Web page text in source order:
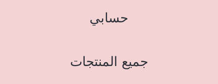
حسابي
جميع المنتجات